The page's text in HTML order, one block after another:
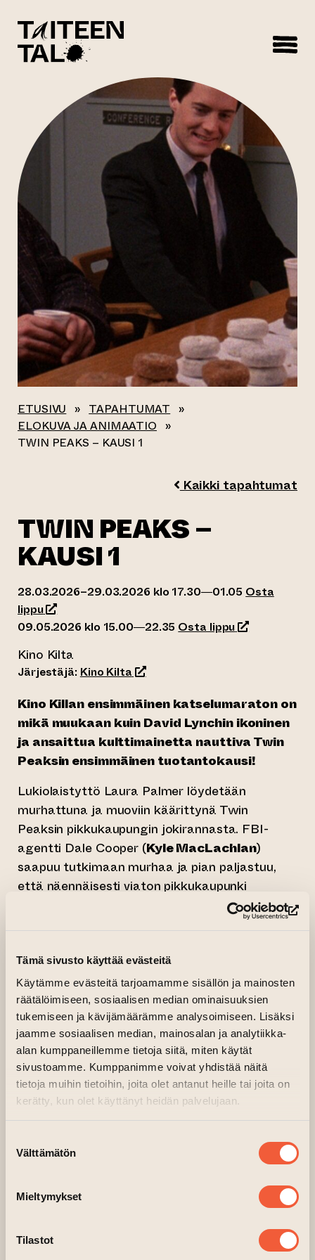
Tämä sivusto käyttää evästeitä
Käytämme evästeitä tarjoamamme sisällön ja mainosten
räätälöimiseen, sosiaalisen median ominaisuuksien
tukemiseen ja kävijämäärämme analysoimiseen. Lisäksi
jaamme sosiaalisen median, mainosalan ja analytiikka-
alan kumppaneillemme tietoja siitä, miten käytät
sivustoamme. Kumppanimme voivat yhdistää näitä
tietoja muihin tietoihin, joita olet antanut heille tai joita on
kerätty, kun olet käyttänyt heidän palvelujaan.
valinta
Välttämätön
Mieltymykset
Tilastot
ETUSIVU » TAPAHTUMAT »
ELOKUVA JA ANIMAATIO »
TWIN PEAKS – KAUSI 1
Kaikki tapahtumat
TWIN PEAKS –
KAUSI 1
28.03.2026–29.03.2026 klo 17.30—01.05 Osta
lippu(siirtyy toiseen verkkopalveluun)
09.05.2026 klo 15.00—22.35 Osta lippu (siirtyy
Kino Kilta
Järjestäjä: Kino Kilta(siirtyy toiseen verkkopalveluun)
Kino Killan ensimmäinen katselumaraton on
mikä muukaan kuin David Lynchin ikoninen
ja ansaittua kulttimainetta nauttiva Twin
Peaksin ensimmäinen tuotantokausi!
Lukiolaistyttö Laura Palmer löydetään
murhattuna ja muoviin käärittynä Twin
Peaksin pikkukaupungin jokirannasta. FBI-
agentti Dale Cooper (Kyle MacLachlan)
saapuu tutkimaan murhaa ja pian paljastuu,
että näennäisesti viaton pikkukaupunki
asukkaineen kätkee sisälleen odottamattomia
Ensimmäinen kausi näytetään
Twin Peaks – Kausi 1 onerikoisnäytösja
Kino Killan sarjalippuja ei voi käyttää lipun
lunastamiseen.
Hinnat:Peruslippu 25€, Alennusryhmät 23€,
Kino Killan sarjakorttilla 20€.
Näytöksen aikataulu:
Jakso 1:Northwest Passage
Jakso 3:
Zen, or the Skill to Catch a Killer